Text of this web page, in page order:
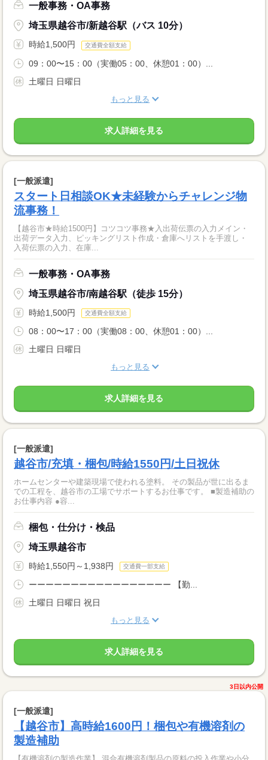
一般事務・OA事務
埼玉県越谷市/新越谷駅（バス 10分）
時給1,500円 交通費全額支給
09：00〜15：00（実働05：00、休憩01：00）...
土曜日 日曜日
もっと見る
求人詳細を見る
[一般派遣]
スタート日相談OK★未経験からチャレンジ物
流事務！
【越谷市★時給1500円】コツコツ事務★入出荷伝票の入力メイン・
出荷データ入力、ピッキングリスト作成・倉庫へリストを手渡し・
入荷伝票の入力、在庫...
一般事務・OA事務
埼玉県越谷市/南越谷駅（徒歩 15分）
時給1,500円 交通費全額支給
08：00〜17：00（実働08：00、休憩01：00）...
土曜日 日曜日
もっと見る
求人詳細を見る
[一般派遣]
越谷市/充填・梱包/時給1550円/土日祝休
ホームセンターや建築現場で使われる塗料。 その製品が世に出るま
での工程を、越谷市の工場でサポートするお仕事です。 ■製造補助の
お仕事内容 ●容...
梱包・仕分け・検品
埼玉県越谷市
時給1,550円～1,938円 交通費一部支給
ーーーーーーーーーーーーーーーーー 【勤...
土曜日 日曜日 祝日
もっと見る
求人詳細を見る
3日以内公開
[一般派遣]
【越谷市】高時給1600円！梱包や有機溶剤の
製造補助